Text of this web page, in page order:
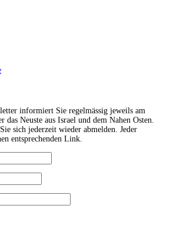
informiert Sie regelmässig jeweils am
Neuste aus Israel und dem Nahen Osten.
sich jederzeit wieder abmelden. Jeder
entsprechenden Link.